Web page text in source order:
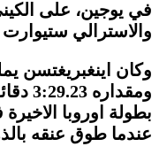
والاسترالي ستيوارت
وكان اينغبريغتسن
بطولة اوروبا
عندما طوق عنقه